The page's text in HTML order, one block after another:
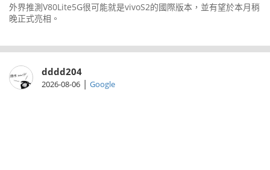
外界推測V80Lite5G很可能就是vivoS2的國際版本，並有望於本月稍
晚正式亮相。
dddd204
2026-08-06 | Google